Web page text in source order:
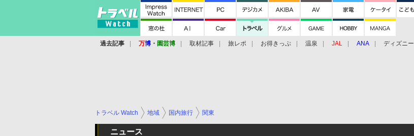
過去記事 万博 ・ 園芸博 取材記事 旅レポ お得きっぷ 温泉 JAL ANA ディズニー
トラベル Watch 地域 国内旅行 関東
ニュース